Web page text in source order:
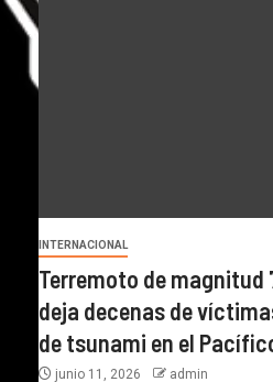
INTERNACIONAL
Terremoto de magnitud
deja decenas de
de tsunami en el
junio 11, 2026 admin